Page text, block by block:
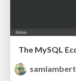
The MySQL
samlambert